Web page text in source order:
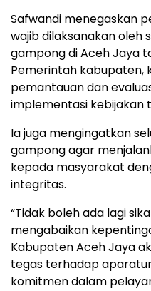
Safwandi menegaskan
wajib dilaksanakan oleh
gampong di Aceh Jaya
Pemerintah kabupaten,
pemantauan dan
implementasi kebijakan
Ia juga mengingatkan
gampong agar
kepada masyarakat
integritas.
“Tidak boleh ada lagi
mengabaikan
Kabupaten Aceh Jaya
tegas terhadap
komitmen dalam